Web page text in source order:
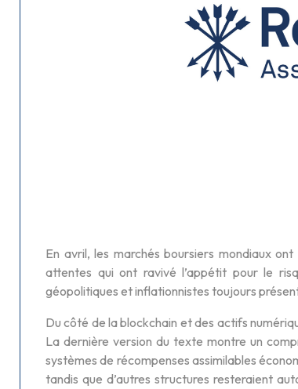
En avril, les marchés boursiers mondiaux
attentes qui ont ravivé l’appétit pour le
géopolitiques et inflationnistes toujours
Du côté de la blockchain et des actifs
La dernière version du texte montre un
systèmes de récompenses assimilables
tandis que d’autres structures resteraient